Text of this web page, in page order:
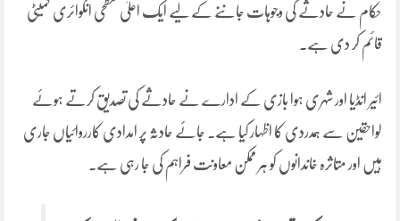
حکام نے حادثے کی وجوہات جاننے کے لیے ایک اعلیٰ سطحی انکوائری کمیٹی
قائم کر دی ہے۔
ائیر انڈیا اور شہری ہوا بازی کے ادارے نے حادثے کی تصدیق کرتے ہوئے
لواحقین سے ہمدردی کا اظہار کیا ہے۔ جائے حادثہ پر امدادی کارروائیاں جاری
ہیں اور متاثرہ خاندانوں کو ہر ممکن معاونت فراہم کی جا رہی ہے۔